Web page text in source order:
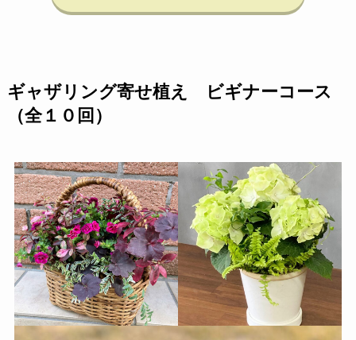
ギャザリング寄せ植え ビギナーコース
（全１０回）